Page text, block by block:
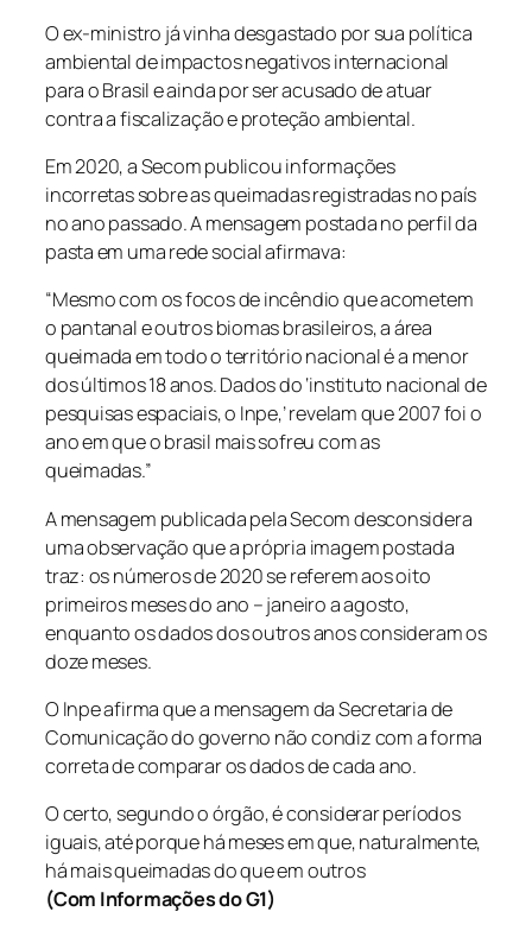
O ex-ministro já vinha desgastado por sua política
ambiental de impactos negativos internacional
para o Brasil e ainda por ser acusado de atuar
contra a fiscalização e proteção ambiental.
Em 2020, a Secom publicou informações
incorretas sobre as queimadas registradas no país
no ano passado. A mensagem postada no perfil da
pasta em uma rede social afirmava:
“Mesmo com os focos de incêndio que acometem
o pantanal e outros biomas brasileiros, a área
queimada em todo o território nacional é a menor
dos últimos 18 anos. Dados do ‘instituto nacional de
pesquisas espaciais, o Inpe,’ revelam que 2007 foi o
ano em que o brasil mais sofreu com as
queimadas.”
A mensagem publicada pela Secom desconsidera
uma observação que a própria imagem postada
traz: os números de 2020 se referem aos oito
primeiros meses do ano – janeiro a agosto,
enquanto os dados dos outros anos consideram os
doze meses.
O Inpe afirma que a mensagem da Secretaria de
Comunicação do governo não condiz com a forma
correta de comparar os dados de cada ano.
O certo, segundo o órgão, é considerar períodos
iguais, até porque há meses em que, naturalmente,
há mais queimadas do que em outros
(Com Informações do G1)